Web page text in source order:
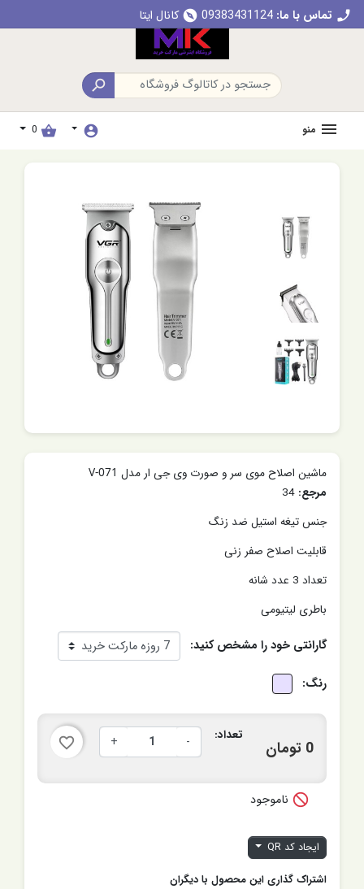
call تماس با ما: 09383431124
explore کانال ایتا

منو account_circle
shopping_basket
0
ماشین اصلاح موی سر و صورت وی جی ار مدل V-071
مرجع:
جنس تیغه استیل ضد زنگ
قابلیت اصلاح صفر زنی
تعداد 3 عدد شانه
باطری لیتیومی
گارانتی خود را مشخص کنید:
رنگ:
0 تومان
تعداد: -
+
favorite_border
 ناموجود
ایجاد کد QR
اشتراک گذاری این محصول با دیگران